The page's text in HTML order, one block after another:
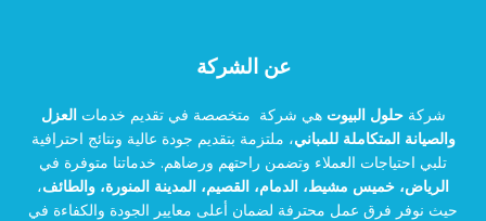
عن الشركة
شركةحلول البيوت هي شركة متخصصة في تقديم خدماتالعزل
والصيانة المتكاملة للمباني، ملتزمة بتقديم جودة عالية ونتائج احترافية
تلبي احتياجات العملاء وتضمن راحتهم ورضاهم. خدماتنا متوفرة في
الرياض، خميس مشيط، الدمام، القصيم، المدينة المنورة، والطائف،
حيث نوفر فرق عمل محترفة لضمان أعلى معايير الجودة والكفاءة في